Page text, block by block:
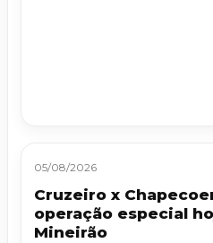
05/08/2026
Cruzeiro x
operação especial
Mineirão